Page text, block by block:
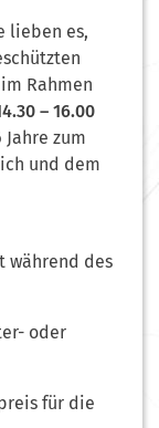
lieben es,
Rahmen
– 16.00
zum
und dem
während des
oder
für die